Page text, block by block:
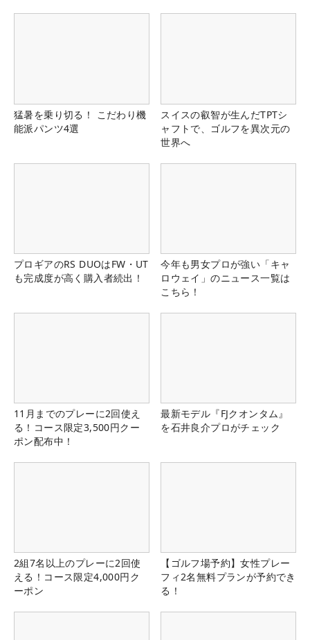
猛暑を乗り切る！ こだわり機
能派パンツ4選
スイスの叡智が生んだTPTシ
ャフトで、ゴルフを異次元の
世界へ
プロギアのRS DUOはFW・UT
も完成度が高く購入者続出！
今年も男女プロが強い「キャ
ロウェイ」のニュース一覧は
こちら！
11月までのプレーに2回使え
る！コース限定3,500円クー
ポン配布中！
最新モデル『FJクオンタム』
を石井良介プロがチェック
2組7名以上のプレーに2回使
える！コース限定4,000円ク
ーポン
【ゴルフ場予約】女性プレー
フィ2名無料プランが予約でき
る！